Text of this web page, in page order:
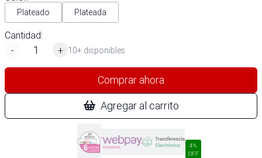
Plateado Plateada
Cantidad:
-
+ 10+ disponibles
Comprar ahora
Agregar al carrito
4%
OFF